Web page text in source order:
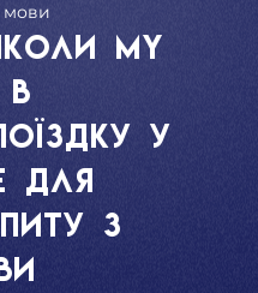
мови
My
у
для
з